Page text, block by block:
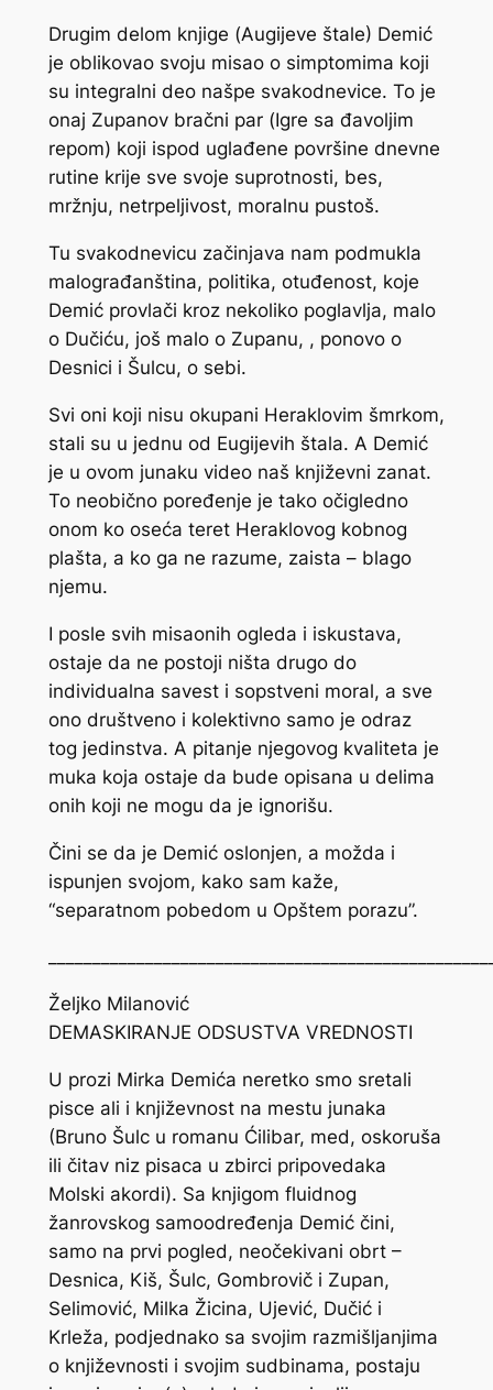
Drugim delom knjige (Augijeve štale) Demić
je oblikovao svoju misao o simptomima koji
su integralni deo našpe svakodnevice. To je
onaj Zupanov bračni par (Igre sa đavoljim
repom) koji ispod uglađene površine dnevne
rutine krije sve svoje suprotnosti, bes,
mržnju, netrpeljivost, moralnu pustoš.
Tu svakodnevicu začinjava nam podmukla
malograđanština, politika, otuđenost, koje
Demić provlači kroz nekoliko poglavlja, malo
o Dučiću, još malo o Zupanu, , ponovo o
Desnici i Šulcu, o sebi.
Svi oni koji nisu okupani Heraklovim šmrkom,
stali su u jednu od Eugijevih štala. A Demić
je u ovom junaku video naš književni zanat.
To neobično poređenje je tako očigledno
onom ko oseća teret Heraklovog kobnog
plašta, a ko ga ne razume, zaista – blago
njemu.
I posle svih misaonih ogleda i iskustava,
ostaje da ne postoji ništa drugo do
individualna savest i sopstveni moral, a sve
ono društveno i kolektivno samo je odraz
tog jedinstva. A pitanje njegovog kvaliteta je
muka koja ostaje da bude opisana u delima
onih koji ne mogu da je ignorišu.
Čini se da je Demić oslonjen, a možda i
ispunjen svojom, kako sam kaže,
“separatnom pobedom u Opštem porazu”.
Željko Milanović
DEMASKIRANJE ODSUSTVA VREDNOSTI
U prozi Mirka Demića neretko smo sretali
pisce ali i književnost na mestu junaka
(Bruno Šulc u romanu Ćilibar, med, oskoruša
ili čitav niz pisaca u zbirci pripovedaka
Molski akordi). Sa knjigom fluidnog
žanrovskog samoodređenja Demić čini,
samo na prvi pogled, neočekivani obrt –
Desnica, Kiš, Šulc, Gombrovič i Zupan,
Selimović, Milka Žicina, Ujević, Dučić i
Krleža, podjednako sa svojim razmišljanjima
o književnosti i svojim sudbinama, postaju